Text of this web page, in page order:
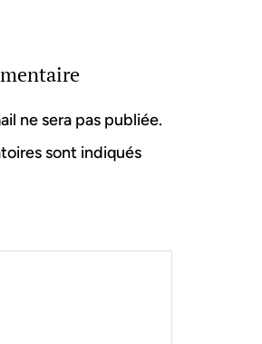
ne sera pas publiée.
sont indiqués